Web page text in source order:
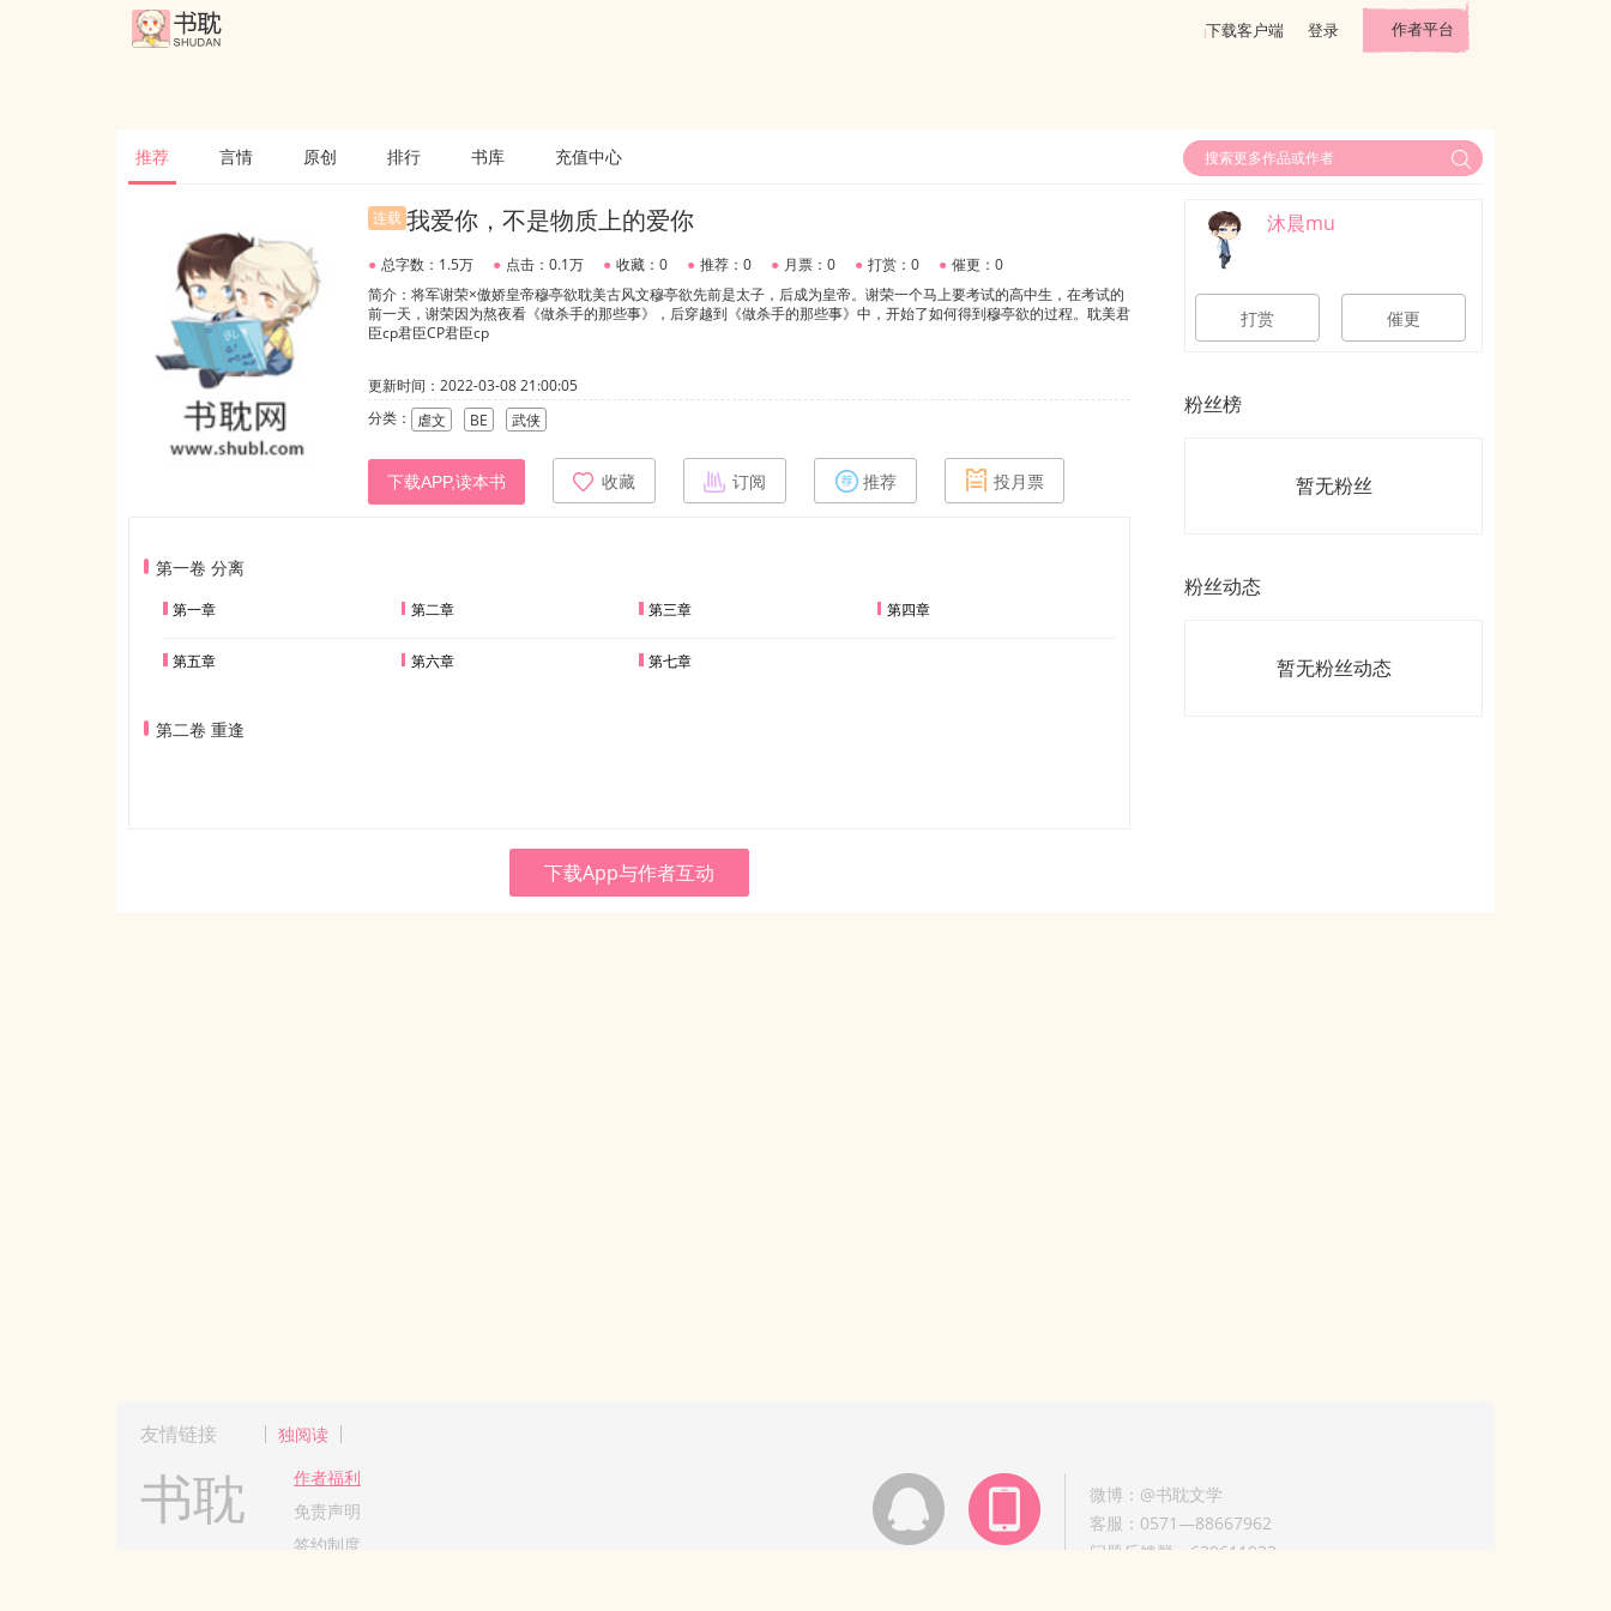
下载客户端 登录 作者平台
推荐 言情 原创 排行 书库 充值中心
连载 我爱你，不是物质上的爱你
● 总字数：1.5万 ● 点击：0.1万 ● 收藏：0 ● 推荐：0 ● 月票：0 ● 打赏：0 ● 催更：0
简介：将军谢荣×傲娇皇帝穆亭欲耽美古风文穆亭欲先前是太子，后成为皇帝。谢荣一个马上要考试的高中生，在考试的
前一天，谢荣因为熬夜看《做杀手的那些事》，后穿越到《做杀手的那些事》中，开始了如何得到穆亭欲的过程。耽美君
臣cp君臣CP君臣cp
更新时间：2022-03-08 21:00:05
分类：
虐文 BE 武侠
下载APP,读本书 收藏 订阅 推荐 投月票
第一卷 分离
第一章 第二章 第三章 第四章
第五章 第六章 第七章
第二卷 重逢
下载App与作者互动
沐晨mu
打赏 催更
粉丝榜
暂无粉丝
粉丝动态
暂无粉丝动态
友情链接 独阅读
书耽
作者福利
免责声明
签约制度
微博：@书耽文学
客服：0571—88667962
问题反馈群：630611933